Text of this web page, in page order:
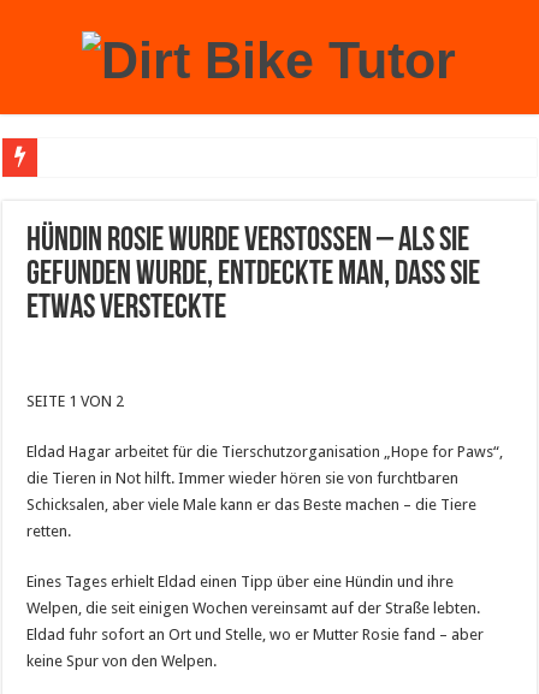
Hündin Rosie wurde verstoßen – als sie
gefunden wurde, entdeckte man, dass sie
etwas versteckte
SEITE 1 VON 2
Eldad Hagar arbeitet für die Tierschutzorganisation „Hope for Paws“,
die Tieren in Not hilft. Immer wieder hören sie von furchtbaren
Schicksalen, aber viele Male kann er das Beste machen – die Tiere
retten.
Eines Tages erhielt Eldad einen Tipp über eine Hündin und ihre
Welpen, die seit einigen Wochen vereinsamt auf der Straße lebten.
Eldad fuhr sofort an Ort und Stelle, wo er Mutter Rosie fand – aber
keine Spur von den Welpen.